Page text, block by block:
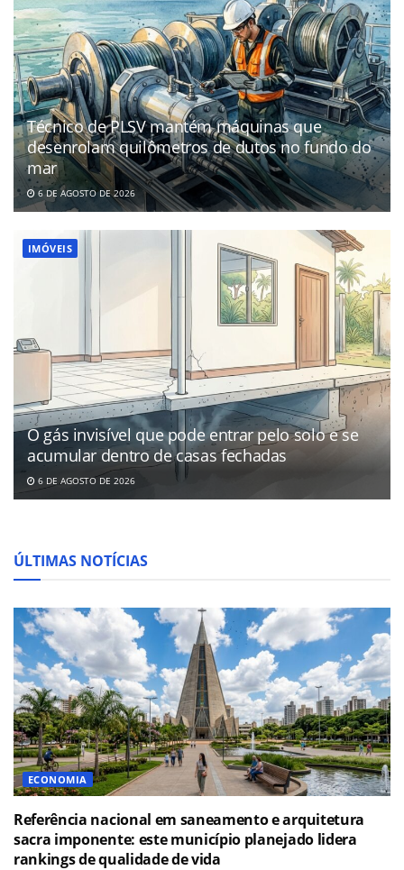
Técnico de PLSV mantém máquinas que
desenrolam quilômetros de dutos no fundo do
mar
6 DE AGOSTO DE 2026
IMÓVEIS
O gás invisível que pode entrar pelo solo e se
acumular dentro de casas fechadas
6 DE AGOSTO DE 2026
ÚLTIMAS NOTÍCIAS
ECONOMIA
Referência nacional em saneamento e arquitetura
sacra imponente: este município planejado lidera
rankings de qualidade de vida